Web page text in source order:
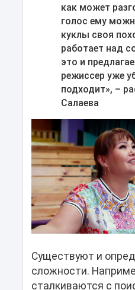
как может
голос ему
куклы своя
работает над
это и
режиссер уже
подходит», –
Салаева
Существуют и
сложности.
сталкиваются с